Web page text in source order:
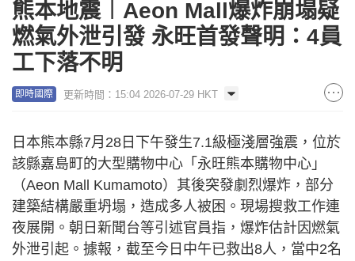
熊本地震︱Aeon Mall爆炸崩塌疑
燃氣外泄引發 永旺首發聲明：4員
工下落不明
即時國際 更新時間：15:04 2026-07-29 HKT
日本熊本縣7月28日下午發生7.1級極淺層強震，位於
該縣嘉島町的大型購物中心「永旺熊本購物中心」
（Aeon Mall Kumamoto）其後突發劇烈爆炸，部分
建築結構嚴重坍塌，造成多人被困。現場搜救工作連
夜展開。朝日新聞台等引述官員指，爆炸估計因燃氣
外泄引起。據報，截至今日中午已救出8人，當中2名